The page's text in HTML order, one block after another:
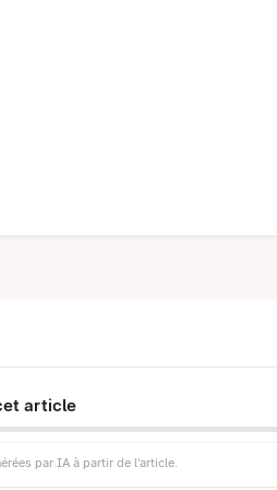
article
par IA à partir de l'article.